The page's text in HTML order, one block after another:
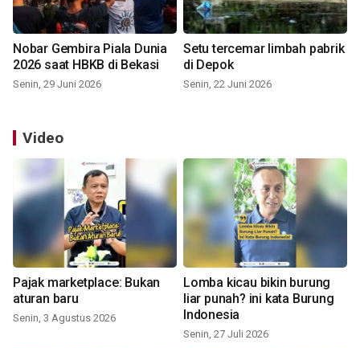
Nobar Gembira Piala Dunia
2026 saat HBKB di Bekasi
Senin, 29 Juni 2026
Setu tercemar limbah pabrik
di Depok
Senin, 22 Juni 2026
Video
Pajak marketplace: Bukan
aturan baru
Senin, 3 Agustus 2026
Lomba kicau bikin burung
liar punah? ini kata Burung
Indonesia
Senin, 27 Juli 2026